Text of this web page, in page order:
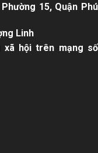
15, Quận Phú
Linh
xã hội trên mạng số